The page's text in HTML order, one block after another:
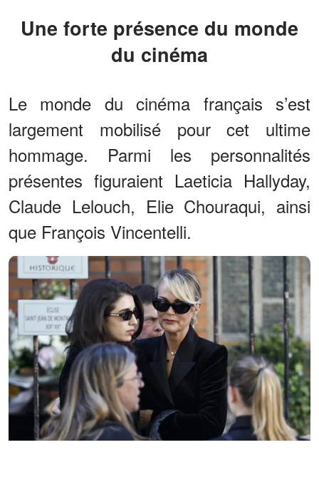
Une forte présence du monde
du cinéma
Le monde du cinéma français s’est
largement mobilisé pour cet ultime
hommage. Parmi les personnalités
présentes figuraient Laeticia Hallyday,
Claude Lelouch, Elie Chouraqui, ainsi
que François Vincentelli.